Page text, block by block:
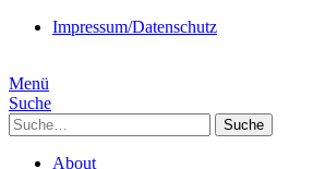
Impressum/Datenschutz
Menü
Suche
Suche
About